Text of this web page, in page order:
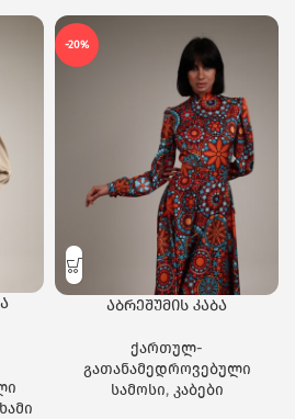
-20%
აბრეშუმის კაბა
ქართულ-
გათანამედროვებული
სამოსი, კაბები